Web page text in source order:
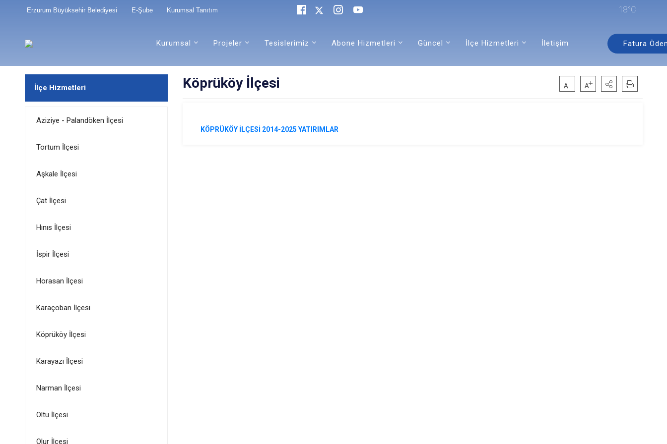
Erzurum Büyüksehir Belediyesi E-Şube Kurumsal Tanıtım 18°C
Kurumsal Projeler Tesislerimiz Abone Hizmetleri Güncel İlçe Hizmetleri İletişim Fatura
İlçe Hizmetleri
Aziziye - Palandöken İlçesi
Tortum İlçesi
Aşkale İlçesi
Çat İlçesi
Hınıs İlçesi
İspir İlçesi
Horasan İlçesi
Karaçoban İlçesi
Köprüköy İlçesi
Karayazı İlçesi
Narman İlçesi
Oltu İlçesi
Olur İlçesi
Köprüköy İlçesi
KÖPRÜKÖY İLÇESİ 2014-2025 YATIRIMLAR